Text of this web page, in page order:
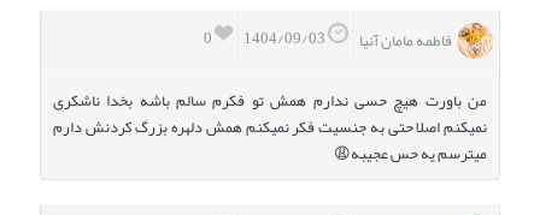
0
فاطمه مامان آنیا
من باورت هیچ حسی ندارم همش تو فکرم سالم باشه بخدا ناشکری
نمیکنم اصلا حتی به جنسیت فکر نمیکنم همش دلهره بزرگ کردنش دارم
میترسم یه حس عجیبه😩